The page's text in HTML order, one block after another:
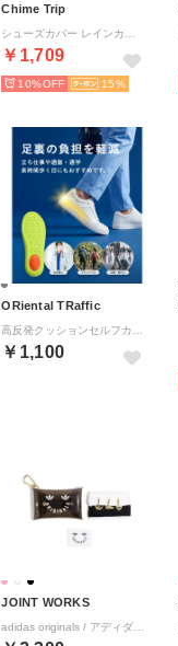
Chime Trip
￥1,709
10% 15
ORiental TRaffic
￥1,100
JOINT WORKS